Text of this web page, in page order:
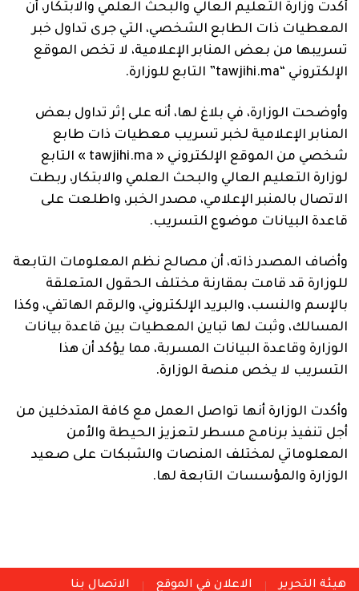
أكدت وزارة التعليم العالي والبحث العلمي والابتكار، أن
المعطيات ذات الطابع الشخصي، التي جرى تداول خبر
تسريبها من بعض المنابر الإعلامية، لا تخص الموقع
الإلكتروني “tawjihi.ma” التابع للوزارة.
وأوضحت الوزارة، في بلاغ لها، أنه على إثر تداول بعض
المنابر الإعلامية لخبر تسريب معطيات ذات طابع
شخصي من الموقع الإلكتروني « tawjihi.ma » التابع
لوزارة التعليم العالي والبحث العلمي والابتكار، ربطت
الاتصال بالمنبر الإعلامي، مصدر الخبر، واطلعت على
قاعدة البيانات موضوع التسريب.
وأضاف المصدر ذاته، أن مصالح نظم المعلومات التابعة
للوزارة قد قامت بمقارنة مختلف الحقول المتعلقة
بالإسم والنسب، والبريد الإلكتروني، والرقم الهاتفي، وكذا
المسالك، وثبت لها تباين المعطيات بين قاعدة بيانات
الوزارة وقاعدة البيانات المسربة، مما يؤكد أن هذا
التسريب لا يخص منصة الوزارة.
وأكدت الوزارة أنها تواصل العمل مع كافة المتدخلين من
أجل تنفيذ برنامج مسطر لتعزيز الحيطة والأمن
المعلوماتي لمختلف المنصات والشبكات على صعيد
الوزارة والمؤسسات التابعة لها.
هيئة التحرير الاعلان في الموقع الاتصال بنا